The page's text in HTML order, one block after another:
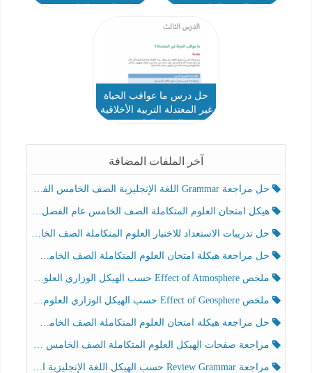
حل درس ما عواقب الحياة
غير المعتدلة التربية الأخلاقية
آخر الملفات المضافة
حل مراجعة Grammar اللغة الإنجليزية الصف الخامس الفصل الثالث
هيكل امتحان العلوم المتكاملة الصف الخامس عام الفصل الدراسي الثالث 2025-2026
حل تدريبات الاستعداد للاختبار العلوم المتكاملة الصف الخامس عام الفصل الثالث
حل مراجعة هيكلة امتحان العلوم المتكاملة الصف الخامس انسبير الفصل الثالث
ملخص Effect of Atmosphere حسب الهيكل الوزاري العلوم المتكاملة الصف الخامس انسبير الفصل الثالث
ملخص Effect of Geosphere حسب الهيكل الوزاري العلوم المتكاملة الصف الخامس انسبير الفصل الثالث
حل مراجعة هيكلة امتحان العلوم المتكاملة الصف الخامس عام الفصل الثالث
مراجعة صفحات الهيكل العلوم المتكاملة الصف الخامس انسبير الفصل الثالث
مراجعة Review Grammar حسب الهيكل اللغة الإنجليزية الصف الخامس الفصل الثالث